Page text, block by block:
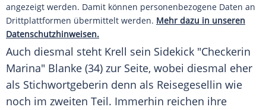
angezeigt werden. Damit können personenbezogene Daten an
Drittplattformen übermittelt werden. Mehr dazu in unseren
Datenschutzhinweisen.
Auch diesmal steht Krell sein Sidekick "Checkerin
Marina" Blanke (34) zur Seite, wobei diesmal eher
als Stichwortgeberin denn als Reisegesellin wie
noch im zweiten Teil. Immerhin reichen ihre